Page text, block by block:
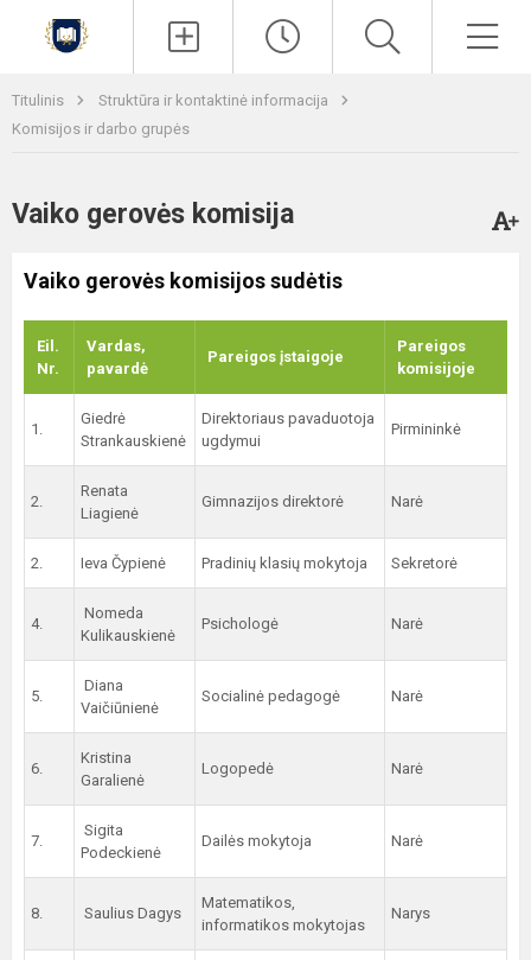
Titulinis
Struktūra ir kontaktinė informacija
Komisijos ir darbo grupės
Vaiko gerovės komisija
Vaiko gerovės komisijos sudėtis
Eil.
Nr.
Vardas,
pavardė
Pareigos įstaigoje
Pareigos
komisijoje
1.
Giedrė
Strankauskienė
Direktoriaus pavaduotoja
ugdymui
Pirmininkė
2.
Renata
Liagienė
Gimnazijos direktorė Narė
2. Ieva Čypienė Pradinių klasių mokytoja Sekretorė
4.
Nomeda
Kulikauskienė
Psichologė Narė
5.
Diana
Vaičiūnienė
Socialinė pedagogė Narė
6.
Kristina
Garalienė
Logopedė Narė
7.
Sigita
Podeckienė
Dailės mokytoja Narė
8. Saulius Dagys
Matematikos,
informatikos mokytojas
Narys